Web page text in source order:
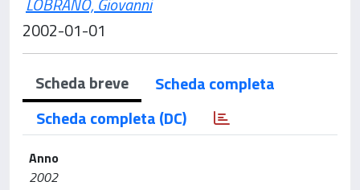
2002-01-01
Scheda breve
Scheda completa
Scheda completa (DC)
Anno
2002